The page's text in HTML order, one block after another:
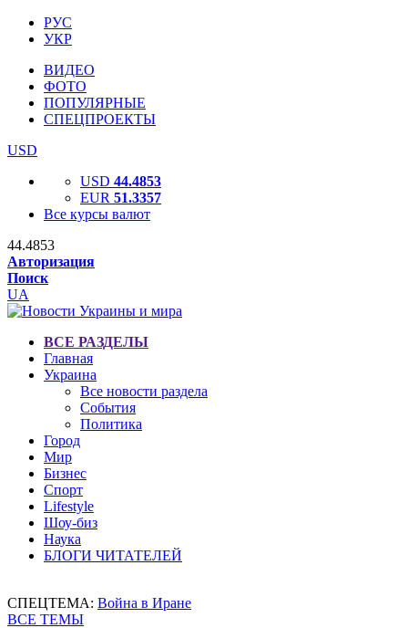
РУС
УКР
ВИДЕО
ФОТО
ПОПУЛЯРНЫЕ
СПЕЦПРОЕКТЫ
USD
USD 44.4853
EUR 51.3357
Все курсы валют
44.4853
Авторизация
Поиск
UA
ВСЕ РАЗДЕЛЫ
Главная
Украина
Все новости раздела
События
Политика
Город
Мир
Бизнес
Спорт
Lifestyle
Шоу-биз
Наука
БЛОГИ ЧИТАТЕЛЕЙ
СПЕЦТЕМА: Война в Иране
ВСЕ ТЕМЫ